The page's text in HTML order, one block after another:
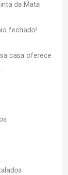
da Mata
fechado!
casa oferece